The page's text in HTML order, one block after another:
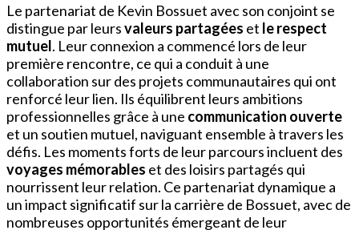
Le partenariat de Kevin Bossuet avec son conjoint se
distingue par leursvaleurs partagées et le respect
mutuel. Leur connexion a commencé lors de leur
première rencontre, ce qui a conduit à une
collaboration sur des projets communautaires qui ont
renforcé leur lien. Ils équilibrent leurs ambitions
professionnelles grâce à une communication ouverte
et un soutien mutuel, naviguant ensemble à travers les
défis. Les moments forts de leur parcours incluent des
voyages mémorables et des loisirs partagés qui
nourrissent leur relation. Ce partenariat dynamique a
un impact significatif sur la carrière de Bossuet, avec de
nombreuses opportunités émergeant de leur